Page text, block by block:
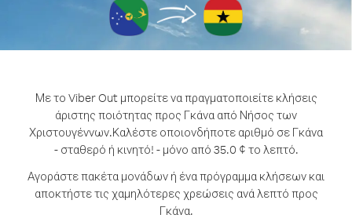
Με το Viber Out μπορείτε να πραγματοποιείτε κλήσεις
άριστης ποιότητας προς Γκάνα από Νήσος των
Χριστουγέννων.Καλέστε οποιονδήποτε αριθμό σε Γκάνα
- σταθερό ή κινητό! - μόνο από 35.0 ¢ το λεπτό.
Αγοράστε πακέτα μονάδων ή ένα πρόγραμμα κλήσεων και
αποκτήστε τις χαμηλότερες χρεώσεις ανά λεπτό προς
Γκάνα.